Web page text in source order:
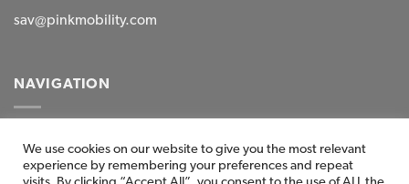
sav@pinkmobility.com
NAVIGATION
CGV-CGG
We use cookies on our website to give you the most relevant
experience by remembering your preferences and repeat